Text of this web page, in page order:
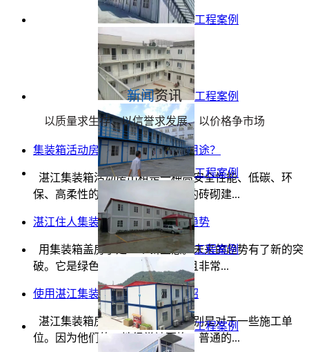
工程案例
工程案例
工程案例
工程案例
工程案例
新闻资讯
以质量求生存、以信誉求发展、以价格争市场
集装箱活动房出租有哪些常见的用途？
湛江集装箱活动房出租是一种高安全性能、低碳、环
保、高柔性的建筑形式。与传统的砖砌建...
湛江住人集装箱租赁是盖房的新趋势
用集装箱盖房子是一个新主意。未来的趋势有了新的突
破。它是绿色的，省时省力，而且非常...
使用湛江集装箱房的一些好处介绍
湛江集装箱房运输非常方便，特别是对于一些施工单
位。因为他们的工地经常被更换，普通的...